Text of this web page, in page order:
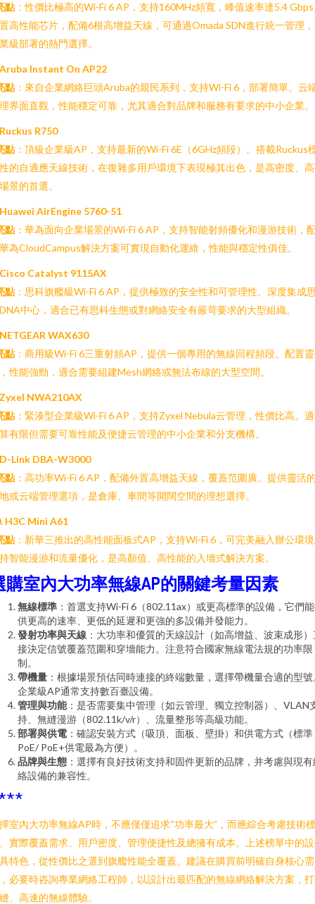
點：性價比極高的Wi-Fi 6 AP，支持160MHz頻寬，峰值速率達5.4
高性能芯片，配備6根高增益天線，可通過Omada SDN進行統一管理
級部署的熱門選擇。
Instant On AP22
點：來自企業網絡巨頭Aruba的親民系列，支持Wi-Fi 6，部署簡單。云
界面直觀，性能穩定可靠，尤其適合對品牌和服務有要求的中小企業。
R750
點：頂級企業級AP，支持最新的Wi-Fi 6E（6GHz頻段）。搭載Ruckus
的自適應天線技術，在復雜多用戶環境下表現極其出色，是高密度、
景的首選。
AirEngine 5760-51
點：華為面向企業場景的Wi-Fi 6 AP，支持智能射頻優化和漫游技術，
為CloudCampus解決方案可實現自動化運維，性能與穩定性俱佳。
Catalyst 9115AX
點：思科旗艦級Wi-Fi 6 AP，提供極致的安全性和可管理性。深度集成
中心，適合已有思科生態或對網絡安全有嚴苛要求的大型組織。
WAX630
點：商用級Wi-Fi 6三重射頻AP，提供一個專用的無線回程頻段。配置靈
性能強勁，適合需要組建Mesh網絡或無法布線的大型空間。
NWA210AX
點：緊湊型企業級Wi-Fi 6 AP，支持Zyxel Nebula云管理，性價比高。
有限但需要可靠性能及便捷云管理的中小企業和分支機構。
Link DBA-W3000
點：高功率Wi-Fi 6 AP，配備外置高增益天線，覆蓋范圍廣。提供靈活
或云端管理選項，是倉庫、車間等開闊空間的理想選擇。
H3C Mini A61
點：新華三推出的高性能面板式AP，支持Wi-Fi 6，可完美融入辦公環
智能漫游和流量優化，是高顏值、高性能的入墻式解決方案。
購室內大功率無線AP的關鍵考量因素
無線標準 ：首選支持Wi-Fi 6（802.11ax）或更高標準的設備，它們
供更高的速率、更低的延遲和更強的多設備并發能力。
發射功率與天線 ：大功率和優質的天線設計（如高增益、波束成形）
接決定信號覆蓋范圍和穿墻能力。注意符合國家無線電法規的功率限
制。
帶機量 ：根據場景預估同時連接的終端數量，選擇帶機量合適的型號
企業級AP通常支持數百臺設備。
管理與功能：是否需要集中管理（如云管理、獨立控制器）、VLAN
持、無縫漫游（802.11k/v/r）、流量整形等高級功能。
部署與供電 ：確認安裝方式（吸頂、面板、壁掛）和供電方式（標準
PoE/ PoE+供電最為方便）。
品牌與生態 ：選擇有良好技術支持和固件更新的品牌，并考慮與現有
絡設備的兼容性。
室內大功率無線AP時，不應僅僅追求“功率最大”，而應綜合考慮技術標
實際覆蓋需求、用戶密度、管理便捷性及總擁有成本。上述榜單中的
特色，從性價比之選到旗艦性能全覆蓋。建議在購買前明確自身核心需
必要時咨詢專業網絡工程師，以設計出最匹配的無線網絡解決方案，
、高速的無線體驗。